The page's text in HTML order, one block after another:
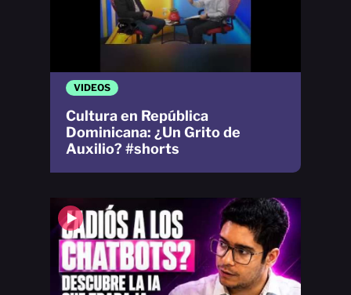
VIDEOS
Cultura en República
Dominicana: ¿Un Grito de
Auxilio? #shorts